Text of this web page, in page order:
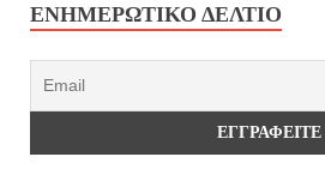
ΕΝΗΜΕΡΩΤΙΚΌ ΔΕΛΤΊΟ